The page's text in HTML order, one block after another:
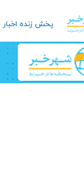
پخش زنده اخبار